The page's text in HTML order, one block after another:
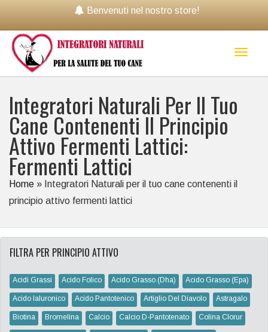
Benvenuti nel nostro store!
Integratori Naturali Per Il Tuo
Cane Contenenti Il Principio
Attivo Fermenti Lattici:
Fermenti Lattici
Home » Integratori Naturali per il tuo cane contenenti il
principio attivo fermenti lattici
FILTRA PER PRINCIPIO ATTIVO
Acidi Grassi Acido Folico Acido Grasso (dha) Acido Grasso (epa)
Acido Ialuronico Acido Pantotenico Artiglio Del Diavolo Astragalo
Biotina Bromelina Calcio Calcio D-Pantotenato Colina Clorur